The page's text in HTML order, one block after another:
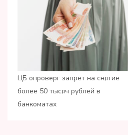
ЦБ опроверг запрет на снятие
более 50 тысяч рублей в
банкоматах